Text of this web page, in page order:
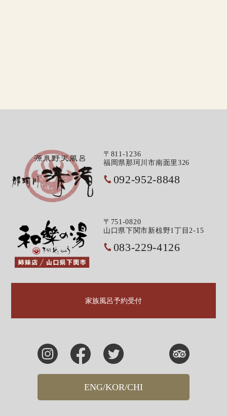
〒811-1236
福岡県那珂川市南面里326
092-952-8848
〒751-0820
山口県下関市新椋野1丁目2-15
083-229-4126
家族風呂予約受付
ENG/KOR/CHI